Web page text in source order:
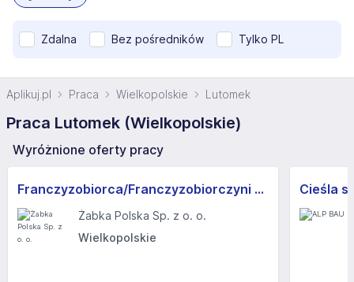
Zdalna Bez pośredników Tylko PL
Aplikuj.pl Praca Wielkopolskie Lutomek
Praca Lutomek (Wielkopolskie)
Wyróżnione oferty pracy
Franczyzobiorca/Franczyzobiorczyni sklepu Żabka
Żabka Polska Sp. z o. o.
Wielkopolskie
Cieśla